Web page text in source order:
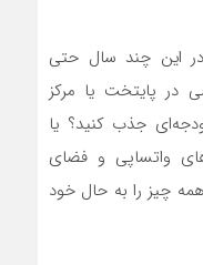
در این چند سال حتی
در پایتخت یا مرکز
جذب کنید؟ یا
واتساپی و فضای
چیز را به حال خود